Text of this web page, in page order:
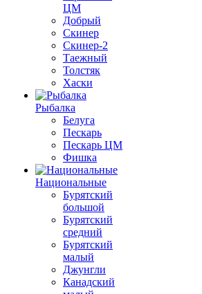
ЦМ
Добрый
Скинер
Скинер-2
Таежный
Толстяк
Хаски
Рыбалка
Белуга
Пескарь
Пескарь ЦМ
Фишка
Национальные
Бурятский
большой
Бурятский
средний
Бурятский
малый
Джунгли
Канадский